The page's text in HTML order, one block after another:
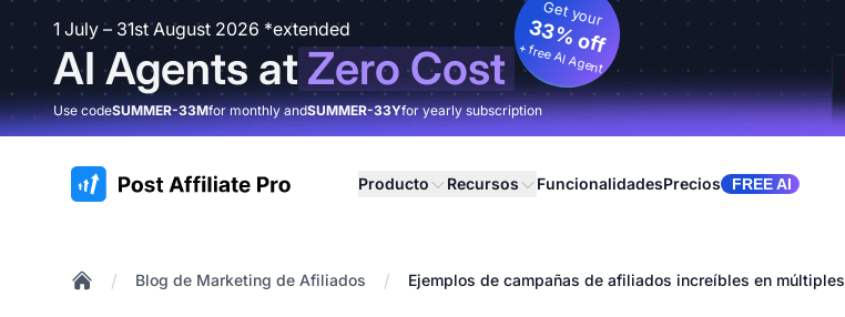
1 July – 31st August 2026 *extended
AI Agents atZero Cost
Get your
33% off
+ free AI Agent
Use codeSUMMER-33Mfor monthly andSUMMER-33Yfor yearly subscription
:site.title Producto Recursos FuncionalidadesPrecios FREE AI
/ Blog de Marketing de Afiliados / Ejemplos de campañas de afiliados increíbles en múltiples